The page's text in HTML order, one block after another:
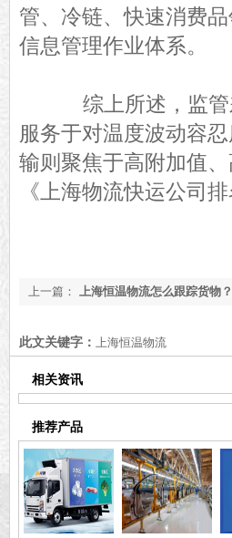
管、冷链、快速消费
信息管理作业体系。
综上所述，监管
服务于对温度波动容
输则聚焦于高附加值
《 上海物流快运公司
上一篇： 上海恒温物流怎么跟踪货物
此文关键字： 上海恒温物流
相关资讯
推荐产品